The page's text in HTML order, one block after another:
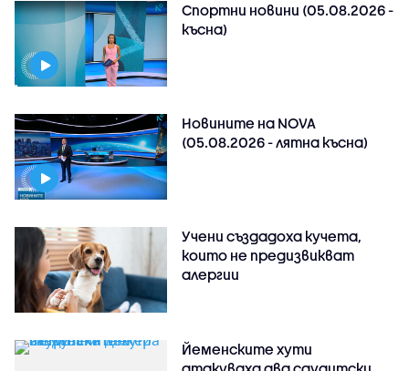
Спортни новини (05.08.2026 -
късна)
Новините на NOVA
(05.08.2026 - лятна късна)
Учени създадоха кучета,
които не предизвикват
алергии
Йеменските хути